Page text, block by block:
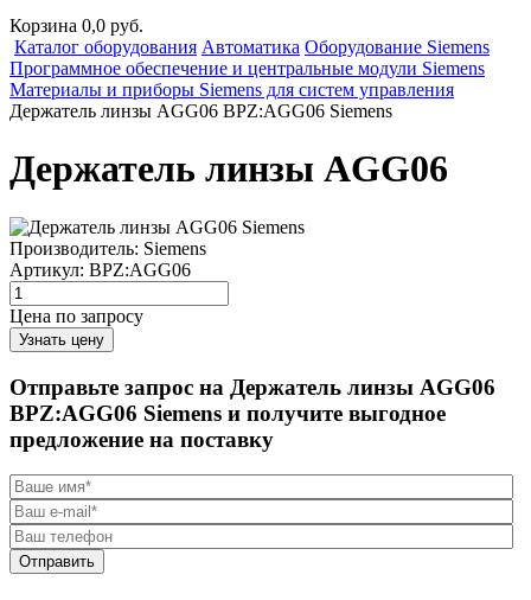
Корзина 0,0 руб.
Каталог оборудования Автоматика Оборудование Siemens
Программное обеспечение и центральные модули Siemens
Материалы и приборы Siemens для систем управления
Держатель линзы AGG06 BPZ:AGG06 Siemens
Держатель линзы AGG06
Производитель: Siemens
Артикул: BPZ:AGG06
Цена по запросу
Узнать цену
Отправьте запрос на Держатель линзы AGG06
BPZ:AGG06 Siemens и получите выгодное
предложение на поставку
Отправить